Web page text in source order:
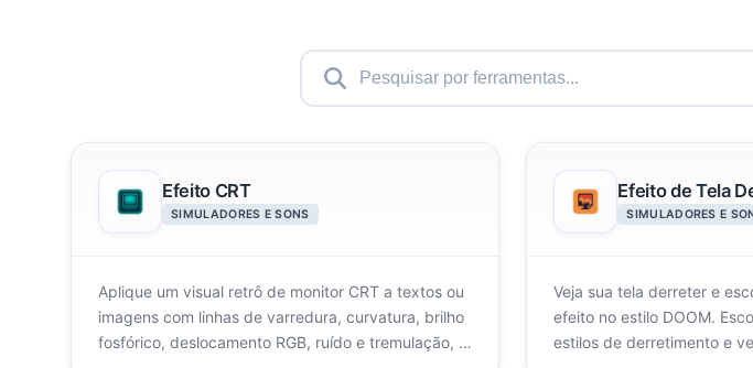
Efeito CRT
SIMULADORES E SONS
Aplique um visual retrô de monitor CRT a textos ou
imagens com linhas de varredura, curvatura, brilho
fosfórico, deslocamento RGB, ruído e tremulação, e
Efeito de Tela
SIMULADORES E
Veja sua tela derreter e
efeito no estilo DOOM.
estilos de derretimento e